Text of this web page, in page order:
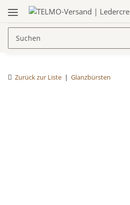
Zurück zur Liste Glanzbürsten